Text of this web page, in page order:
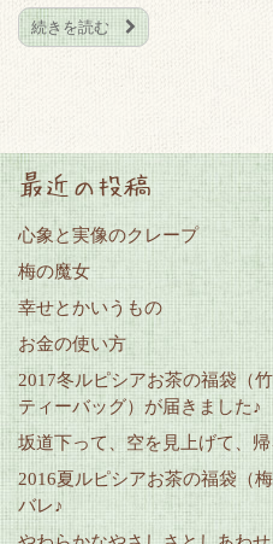
続きを読む
最近の投稿
心象と実像のクレープ
梅の魔女
幸せとかいうもの
お金の使い方
2017冬ルピシアお茶の福袋（
ティーバッグ）が届きました♪
坂道下って、空を見上げて、帰
2016夏ルピシアお茶の福袋（
バレ♪